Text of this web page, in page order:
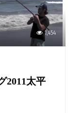
1,454
2011太平